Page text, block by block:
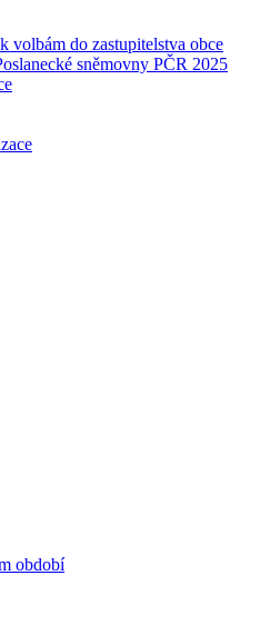
volbám do zastupitelstva obce
sněmovny PČR 2025
období